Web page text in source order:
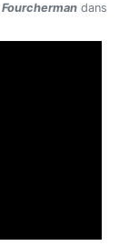
Fourcherman dans